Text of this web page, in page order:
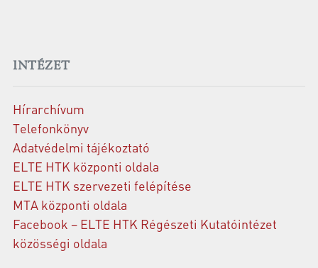
INTÉZET
Hírarchívum
Telefonkönyv
Adatvédelmi tájékoztató
ELTE HTK központi oldala
ELTE HTK szervezeti felépítése
MTA központi oldala
Facebook – ELTE HTK Régészeti Kutatóintézet
közösségi oldala